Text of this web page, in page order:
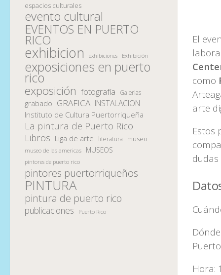
El
como
arte
Estos
Hora:
espacios culturales
evento cultural
EVENTOS EN PUERTO
RICO
exhibicion exhibiciones Exhibición
exposiciones en puerto
rico
exposición fotografía Galerias
grabado GRAFICA INSTALACION
Instituto de Cultura Puertorriqueña
La pintura de Puerto Rico
Libros Liga de arte literatura museo
museo de las americas MUSEOS
pintores de puerto rico
pintores puertorriqueños
PINTURA
pintura de puerto rico
publicaciones Puerto Rico